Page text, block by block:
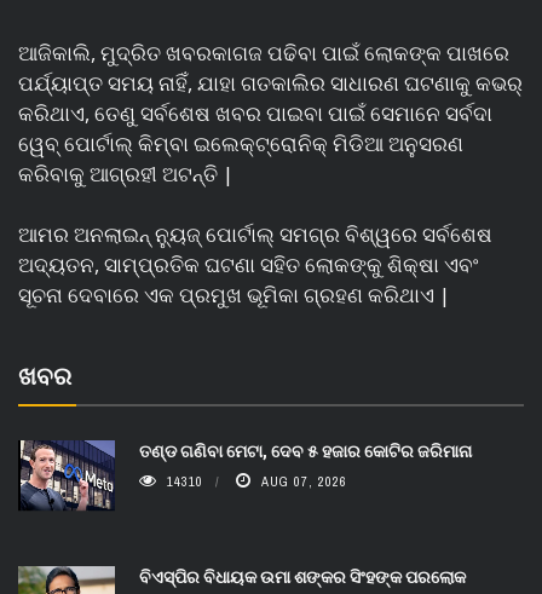
ଆଜିକାଲି, ମୁଦ୍ରିତ ଖବରକାଗଜ ପଢିବା ପାଇଁ ଲୋକଙ୍କ ପାଖରେ
ପର୍ଯ୍ୟାପ୍ତ ସମୟ ନାହିଁ, ଯାହା ଗତକାଲିର ସାଧାରଣ ଘଟଣାକୁ କଭର୍
କରିଥାଏ, ତେଣୁ ସର୍ବଶେଷ ଖବର ପାଇବା ପାଇଁ ସେମାନେ ସର୍ବଦା
ୱେବ୍ ପୋର୍ଟାଲ୍ କିମ୍ବା ଇଲେକ୍ଟ୍ରୋନିକ୍ ମିଡିଆ ଅନୁସରଣ
କରିବାକୁ ଆଗ୍ରହୀ ଅଟନ୍ତି |
ଆମର ଅନଲାଇନ୍ ନ୍ୟୁଜ୍ ପୋର୍ଟାଲ୍ ସମଗ୍ର ବିଶ୍ୱରେ ସର୍ବଶେଷ
ଅଦ୍ୟତନ, ସାମ୍ପ୍ରତିକ ଘଟଣା ସହିତ ଲୋକଙ୍କୁ ଶିକ୍ଷା ଏବଂ
ସୂଚନା ଦେବାରେ ଏକ ପ୍ରମୁଖ ଭୂମିକା ଗ୍ରହଣ କରିଥାଏ |
ଖବର
ତଣ୍ଡ ଗଣିବା ମେଟା, ଦେବ ୫ ହଜାର କୋଟିର ଜରିମାନା
14310 AUG 07, 2026
ବିଏସ୍‌ପିର ବିଧାୟକ ଉମା ଶଙ୍କର ସିଂହଙ୍କ ପରଲୋକ